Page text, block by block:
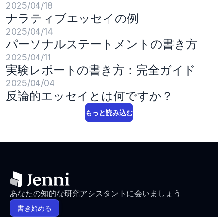
2025/04/18
ナラティブエッセイの例
2025/04/14
パーソナルステートメントの書き方
2025/04/11
実験レポートの書き方：完全ガイド
2025/04/04
反論的エッセイとは何ですか？
もっと読み込む
あなたの知的な研究アシスタントに会いましょう
書き始める